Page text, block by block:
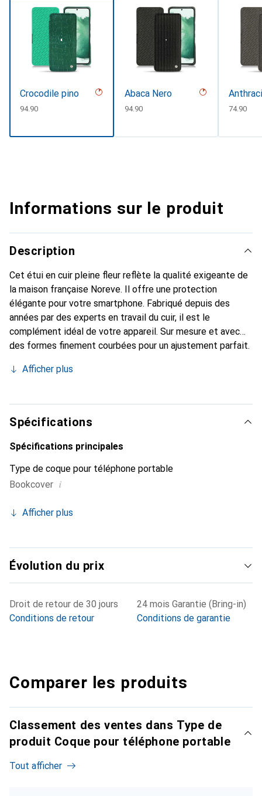
Crocodile pino
CHF
94.90
Abaca Nero
CHF
94.90 CHF
74.90
Informations sur le produit
Description
Cet étui en cuir pleine fleur reflète la qualité exigeante de
la maison française Noreve. Il offre une protection
élégante pour votre smartphone. Fabriqué depuis des
années par des experts en travail du cuir, il est le
complément idéal de votre appareil. Sur mesure et avec
des formes finement courbées pour un ajustement parfait.
smartphone. La marque Noreve est internationalement
toujours un bon choix pour le client exigeant.
Afficher plus
Spécifications
Spécifications principales
Type de coque pour téléphone portable
Bookcover i
Afficher plus
Évolution du prix
Droit de retour de 30 jours
Conditions de retour
24 mois Garantie (Bring-in)
Conditions de garantie
Comparer les produits
Classement des ventes dans Type de
produit Coque pour téléphone portable
Tout afficher